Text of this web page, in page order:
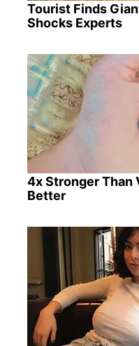
Tourist Finds
Shocks Experts
4x Stronger Than
Better